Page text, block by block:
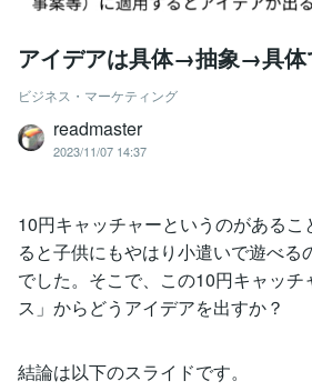
アイデアは具体→抽象→具体
ビジネス・マーケティング
readmaster
2023/11/07 14:37
10円キャッチャーというのがある
ると子供にもやはり小遣いで遊べる
でした。そこで、この10円キャッチ
ス」からどうアイデアを出すか？
結論は以下のスライドです。